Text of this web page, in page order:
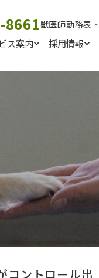
8661獣医師勤務表
ス案内 採用情報
コントロール出